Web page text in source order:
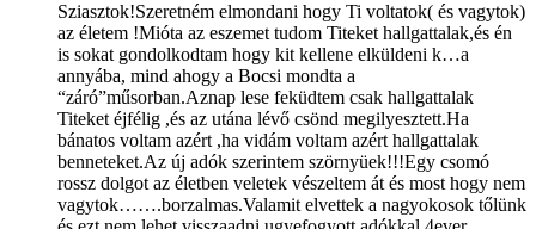
Sziasztok!Szeretném elmondani hogy Ti voltatok( és vagytok)
az életem !Mióta az eszemet tudom Titeket hallgattalak,és én
is sokat gondolkodtam hogy kit kellene elküldeni k…a
annyába, mind ahogy a Bocsi mondta a
“záró”műsorban.Aznap lese feküdtem csak hallgattalak
Titeket éjfélig ,és az utána lévő csönd megilyesztett.Ha
bánatos voltam azért ,ha vidám voltam azért hallgattalak
benneteket.Az új adók szerintem szörnyüek!!!Egy csomó
rossz dolgot az életben veletek vészeltem át és most hogy nem
vagytok…….borzalmas.Valamit elvettek a nagyokosok tőlünk